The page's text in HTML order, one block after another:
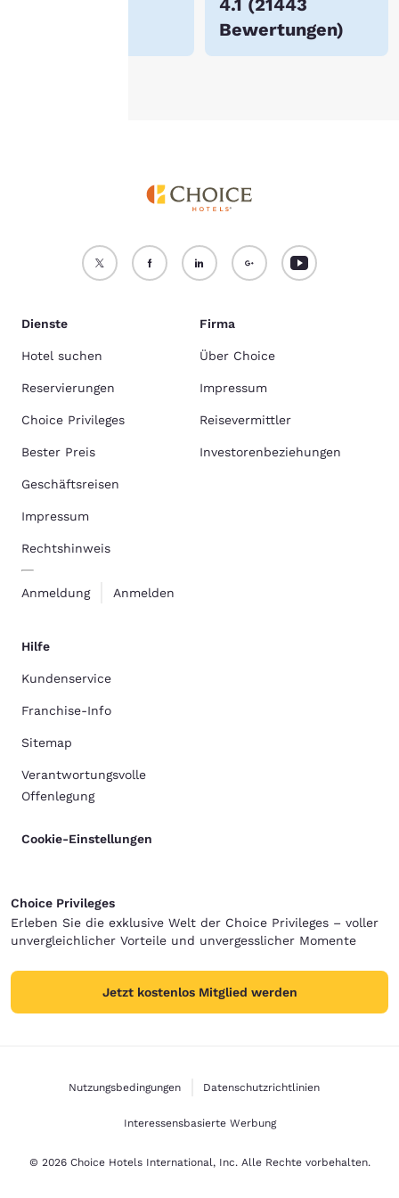
4.1 (21443
Bewertungen)
Alle Cookies akzeptieren Alle Cookies ablehnen
Dienste
Hotel suchen
Reservierungen
Choice Privileges
Bester Preis
Geschäftsreisen
Impressum
Rechtshinweis
Anmeldung Anmelden
Firma
Über Choice
Impressum
Reisevermittler
Investorenbeziehungen
Hilfe
Kundenservice
Franchise-Info
Sitemap
Verantwortungsvolle
Offenlegung
Cookie-Einstellungen
Choice Privileges
Erleben Sie die exklusive Welt der Choice Privileges – voller
unvergleichlicher Vorteile und unvergesslicher Momente
Jetzt kostenlos Mitglied werden
Nutzungsbedingungen Datenschutzrichtlinien
Interessensbasierte Werbung
© 2026 Choice Hotels International, Inc. Alle Rechte vorbehalten.